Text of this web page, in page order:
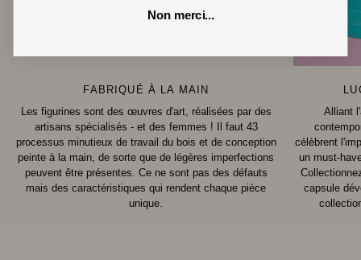
FABRIQUÉ À LA MAIN
Les figurines sont des œuvres d'art, réalisées par des
artisans spécialisés - et des femmes ! Il faut 43
processus minutieux de travail du bois et de conception
peinte à la main, de sorte que de légères imperfections
peuvent être présentes. Ce ne sont pas des défauts
mais des caractéristiques qui rendent chaque pièce
unique.
Alliant
célèbrent
un must-
capsule
Non merci...